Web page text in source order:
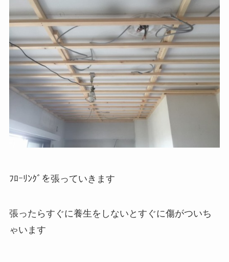
ﾌﾛｰﾘﾝｸﾞを張っていきます
張ったらすぐに養生をしないとすぐに傷がついち
ゃいます